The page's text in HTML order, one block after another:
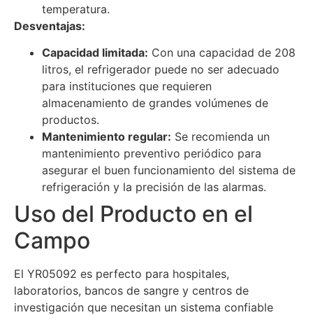
temperatura.
Desventajas:
Capacidad limitada: Con una capacidad de 208
litros, el refrigerador puede no ser adecuado
para instituciones que requieren
almacenamiento de grandes volúmenes de
productos.
Mantenimiento regular: Se recomienda un
mantenimiento preventivo periódico para
asegurar el buen funcionamiento del sistema de
refrigeración y la precisión de las alarmas.
Uso del Producto en el
Campo
El YR05092 es perfecto para hospitales,
laboratorios, bancos de sangre y centros de
investigación que necesitan un sistema confiable